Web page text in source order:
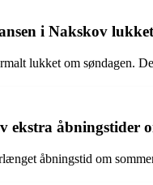
i Nakskov
lukket om søndagen.
ekstra åbningstider
åbningstid om